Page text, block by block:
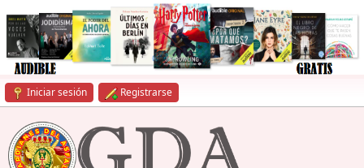
Iniciar sesión Registrarse